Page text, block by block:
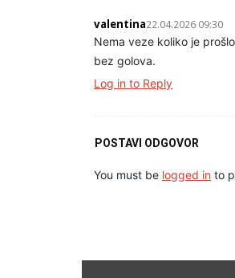
valentina22.04.2026 09:30
Nema veze koliko je
bez golova.
Log in to Reply
POSTAVI ODGOVOR
You must be logged in to